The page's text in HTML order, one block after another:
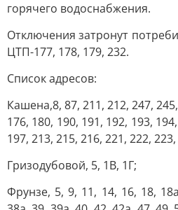
горячего водоснабжения.
Отключения затронут
ЦТП-177, 178, 179, 232.
Список адресов:
Кашена,8, 87, 211, 212, 247,
176, 180, 190, 191, 192, 193,
197, 213, 215, 216, 221, 222,
Гризодубовой, 5, 1В, 1Г;
Фрунзе, 5, 9, 11, 14, 16, 18,